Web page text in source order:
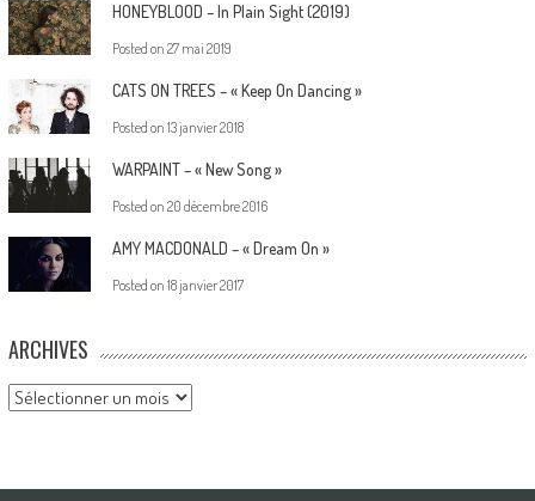
HONEYBLOOD – In Plain Sight (2019)
Posted on 27 mai 2019
CATS ON TREES – « Keep On Dancing »
Posted on 13 janvier 2018
WARPAINT – « New Song »
Posted on 20 décembre 2016
AMY MACDONALD – « Dream On »
Posted on 18 janvier 2017
ARCHIVES
Archives